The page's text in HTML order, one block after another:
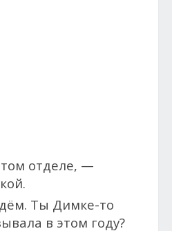
отделе, —
Ты Димке-то
в этом году?